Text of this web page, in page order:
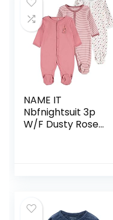
NAME IT
Nbfnightsuit 3p
W/F Dusty Rose